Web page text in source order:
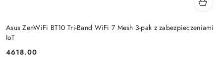
Asus ZenWiFi BT10 Tri-Band WiFi 7 Mesh 3-pak z zabezpieczeniami
IoT
4618.00